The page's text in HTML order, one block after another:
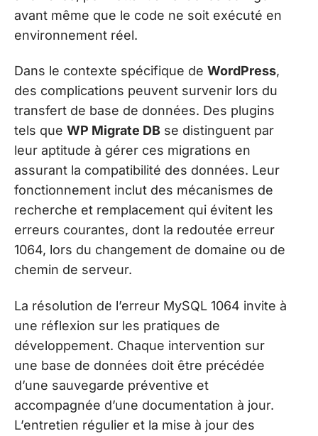
avant même que le code ne soit exécuté en
environnement réel.
Dans le contexte spécifique de WordPress,
des complications peuvent survenir lors du
transfert de base de données. Des plugins
tels que WP Migrate DB se distinguent par
leur aptitude à gérer ces migrations en
assurant la compatibilité des données. Leur
fonctionnement inclut des mécanismes de
recherche et remplacement qui évitent les
erreurs courantes, dont la redoutée erreur
1064, lors du changement de domaine ou de
chemin de serveur.
La résolution de l’erreur MySQL 1064 invite à
une réflexion sur les pratiques de
développement. Chaque intervention sur
une base de données doit être précédée
d’une sauvegarde préventive et
accompagnée d’une documentation à jour.
L’entretien régulier et la mise à jour des